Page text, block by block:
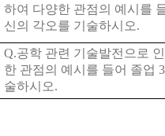
하여 다양한 관점의 예시를
신의 각오를 기술하시오.
Q.공학 관련 기술발전으로
한 관점의 예시를 들어 졸업 3
술하시오.